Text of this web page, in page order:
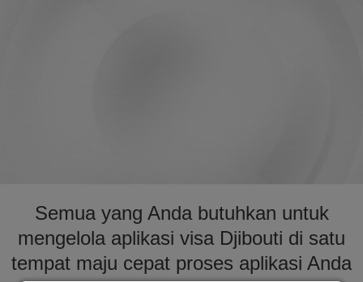
Semua yang Anda butuhkan untuk
mengelola aplikasi visa Djibouti di satu
tempat maju cepat proses aplikasi Anda